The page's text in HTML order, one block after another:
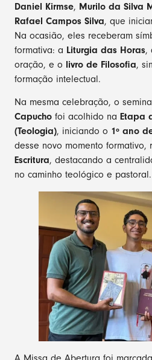
Daniel Kirmse, Murilo da Silva
Rafael Campos Silva, que
Na ocasião, eles receberam
formativa: a Liturgia das Horas,
oração, e o livro de Filosofia,
formação intelectual.
Na mesma celebração, o
Capucho foi acolhido na Etapa
(Teologia), iniciando o 1º ano
desse novo momento formativo,
Escritura, destacando a
no caminho teológico e pastoral.